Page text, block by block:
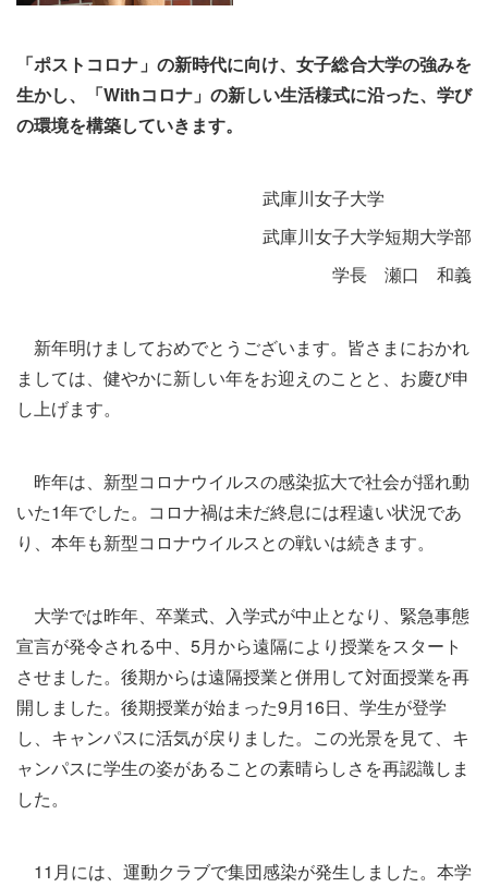
「ポストコロナ」の新時代に向け、女子総合大学の強みを
生かし、「Withコロナ」の新しい生活様式に沿った、学び
の環境を構築していきます。
武庫川女子大学
武庫川女子大学短期大学部
学長 瀬口 和義
新年明けましておめでとうございます。皆さまにおかれ
ましては、健やかに新しい年をお迎えのことと、お慶び申
し上げます。
昨年は、新型コロナウイルスの感染拡大で社会が揺れ動
いた1年でした。コロナ禍は未だ終息には程遠い状況であ
り、本年も新型コロナウイルスとの戦いは続きます。
大学では昨年、卒業式、入学式が中止となり、緊急事態
宣言が発令される中、 5月から遠隔により授業をスタート
させました。後期からは遠隔授業と併用して対面授業を再
開しました。後期授業が始まった9月16日、学生が登学
し、 キャンパスに活気が戻りました。この光景を見て、キ
ャンパスに学生の姿があることの素晴らしさを再認識しま
した。
11 月には、運動クラブで集団感染が発生しました。本学